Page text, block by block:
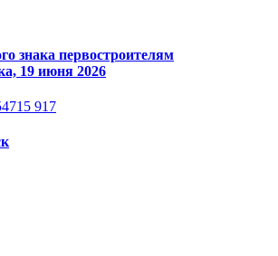
знака первостроителям
19 июня 2026